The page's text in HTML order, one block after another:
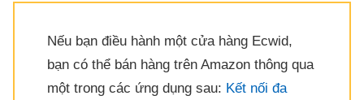
Nếu bạn điều hành một cửa hàng Ecwid,
bạn có thể bán hàng trên Amazon thông qua
một trong các ứng dụng sau: Kết nối đa